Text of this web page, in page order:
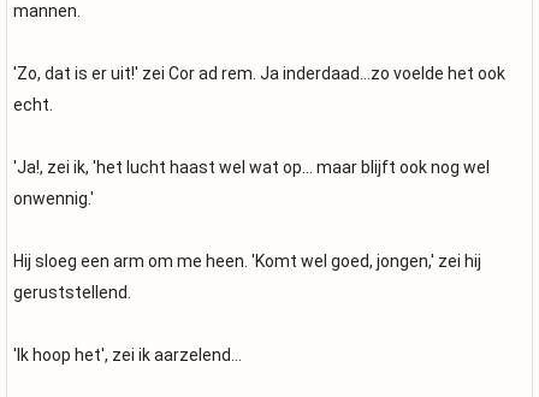
mannen.
'Zo, dat is er uit!' zei Cor ad rem. Ja inderdaad...zo voelde het ook
echt.
'Ja!, zei ik, 'het lucht haast wel wat op... maar blijft ook nog wel
onwennig.'
Hij sloeg een arm om me heen. 'Komt wel goed, jongen,' zei hij
geruststellend.
'Ik hoop het', zei ik aarzelend...